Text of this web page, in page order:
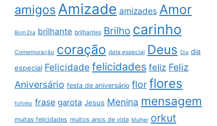
amigos Amizade amizades Amor
Bom Dia brilhante brilhantes Brilho carinho
Comemoração coração data especial Deus Dia dia
especial Felicidade felicidades feliz Feliz
Aniversário festa de aniversário flor flores
fofinho frase garota Jesus Menina mensagem
muitas felicidades muitos anos de vida Mulher orkut